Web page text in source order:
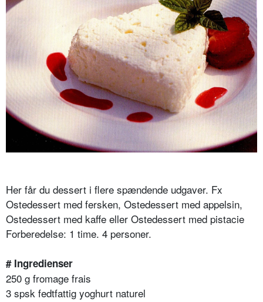
Her får du dessert i flere spændende udgaver. Fx
Ostedessert med fersken, Ostedessert med appelsin,
Ostedessert med kaffe eller Ostedessert med pistacie
Forberedelse: 1 time. 4 personer.
# Ingredienser
250 g fromage frais
3 spsk fedtfattig yoghurt naturel